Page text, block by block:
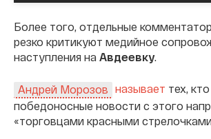
Более того, отдельные
резко критикуют медийное
наступления на Авдеевку.
Андрей Морозов называет тех,
победоносные новости с этого
«торговцами красными